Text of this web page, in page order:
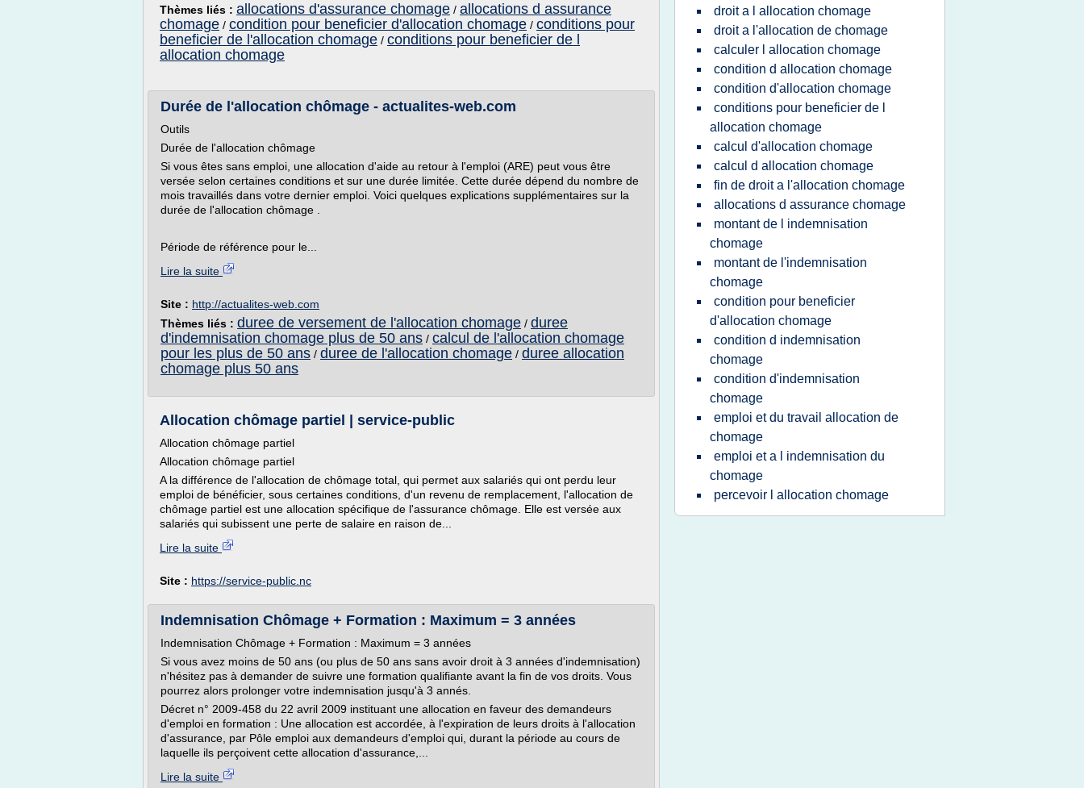
Thèmes liés : allocations d'assurance chomage / allocations d assurance
chomage / condition pour beneficier d'allocation chomage / conditions pour
beneficier de l'allocation chomage / conditions pour beneficier de l
allocation chomage
Durée de l'allocation chômage - actualites-web.com
Outils
Durée de l'allocation chômage
Si vous êtes sans emploi, une allocation d'aide au retour à l'emploi (ARE) peut vous être
versée selon certaines conditions et sur une durée limitée. Cette durée dépend du nombre de
mois travaillés dans votre dernier emploi. Voici quelques explications supplémentaires sur la
durée de l'allocation chômage .
Période de référence pour le...
Lire la suite
Site : http://actualites-web.com
Thèmes liés : duree de versement de l'allocation chomage / duree
d'indemnisation chomage plus de 50 ans / calcul de l'allocation chomage
pour les plus de 50 ans / duree de l'allocation chomage / duree allocation
chomage plus 50 ans
Allocation chômage partiel | service-public
Allocation chômage partiel
Allocation chômage partiel
A la différence de l'allocation de chômage total, qui permet aux salariés qui ont perdu leur
emploi de bénéficier, sous certaines conditions, d'un revenu de remplacement, l'allocation de
chômage partiel est une allocation spécifique de l'assurance chômage. Elle est versée aux
salariés qui subissent une perte de salaire en raison de...
Lire la suite
Site : https://service-public.nc
Indemnisation Chômage + Formation : Maximum = 3 années
Indemnisation Chômage + Formation : Maximum = 3 années
Si vous avez moins de 50 ans (ou plus de 50 ans sans avoir droit à 3 années d'indemnisation)
n'hésitez pas à demander de suivre une formation qualifiante avant la fin de vos droits. Vous
pourrez alors prolonger votre indemnisation jusqu'à 3 annés.
Décret n° 2009-458 du 22 avril 2009 instituant une allocation en faveur des demandeurs
d'emploi en formation : Une allocation est accordée, à l'expiration de leurs droits à l'allocation
d'assurance, par Pôle emploi aux demandeurs d'emploi qui, durant la période au cours de
laquelle ils perçoivent cette allocation d'assurance,...
Lire la suite
droit a l allocation chomage
droit a l'allocation de chomage
calculer l allocation chomage
condition d allocation chomage
condition d'allocation chomage
conditions pour beneficier de l
allocation chomage
calcul d'allocation chomage
calcul d allocation chomage
fin de droit a l'allocation chomage
allocations d assurance chomage
montant de l indemnisation
chomage
montant de l'indemnisation
chomage
condition pour beneficier
d'allocation chomage
condition d indemnisation
chomage
condition d'indemnisation
chomage
emploi et du travail allocation de
chomage
emploi et a l indemnisation du
chomage
percevoir l allocation chomage